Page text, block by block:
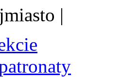
|